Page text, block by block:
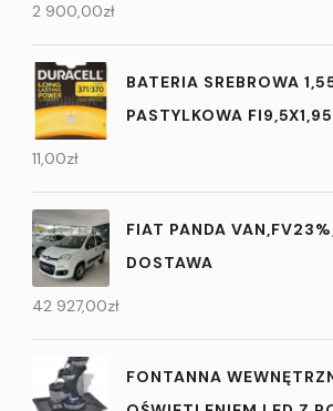
2 900,00zł
BATERIA SREBROWA
PASTYLKOWA
11,00zł
FIAT PANDA
DOSTAWA
42 927,00zł
FONTANNA